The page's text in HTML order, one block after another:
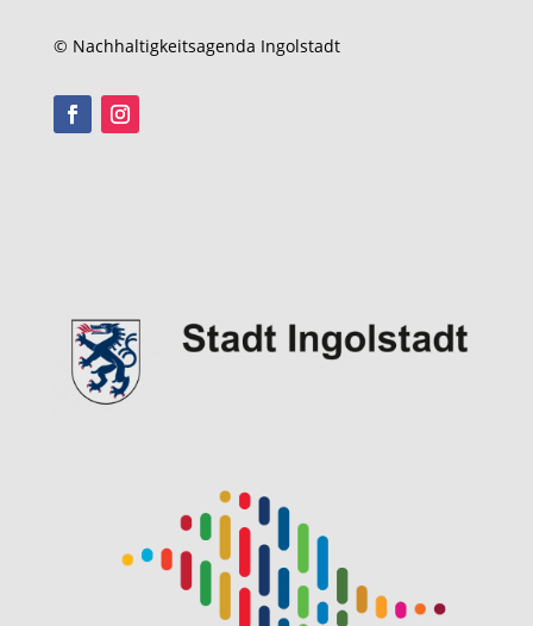
© Nachhaltigkeitsagenda Ingolstadt